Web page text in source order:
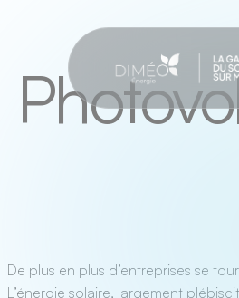
De plus en plus d’entreprises se
L’énergie solaire, largement